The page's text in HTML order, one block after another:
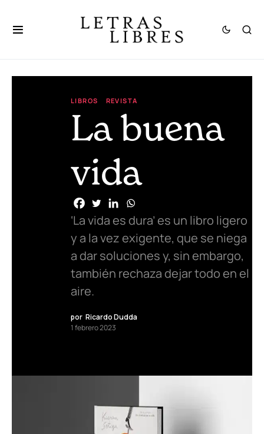
LIBROS REVISTA
La buena
vida
‘La vida es dura’ es un libro ligero
y a la vez exigente, que se niega
a dar soluciones y, sin embargo,
también rechaza dejar todo en el
aire.
por Ricardo Dudda
1 febrero 2023